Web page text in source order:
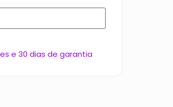
e 30 dias de garantia